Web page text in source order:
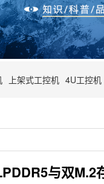
上架式工控机 4U工控机
与双M.2